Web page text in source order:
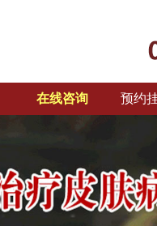
在线咨询 预约